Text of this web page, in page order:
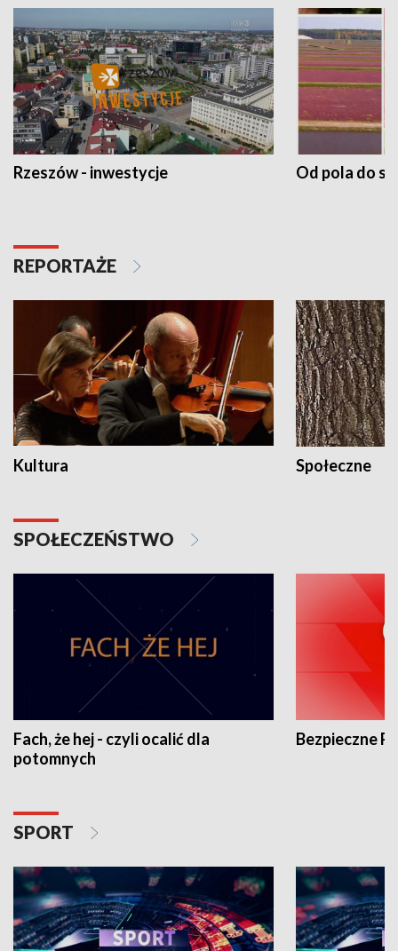
Rzeszów - inwestycje Od pola do
REPORTAŻE
Kultura Społeczne
SPOŁECZEŃSTWO
Fach, że hej - czyli ocalić dla
potomnych
Bezpieczne
SPORT